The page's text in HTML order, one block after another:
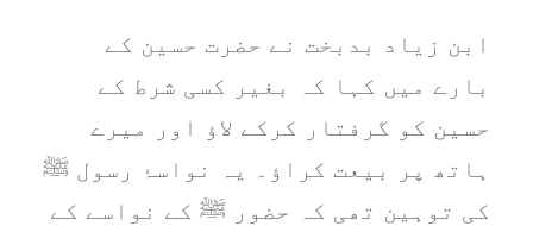
ابن زیاد بدبخت نے حضرت حسین کے
بارے میں کہا کہ بغیر کسی شرط کے
حسین کو گرفتار کرکے لاؤ اور میرے
ہاتھ پر بیعت کراؤ۔ یہ نواسۂ رسول ﷺ
کی توہین تھی کہ حضور ﷺ کے نواسے کے